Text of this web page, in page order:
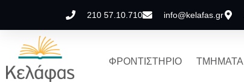
210 57.10.710 info@kelafas.gr
ΦΡΟΝΤΙΣΤΗΡΙΟ ΤΜΗΜΑΤΑ